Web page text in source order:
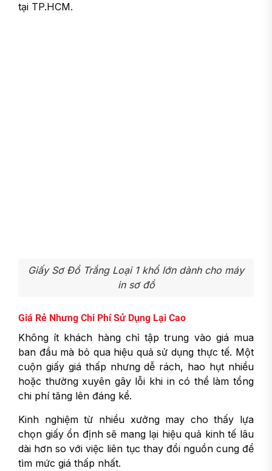
tại TP.HCM.
Giấy Sơ Đồ Trắng Loại 1 khổ lớn dành cho máy
in sơ đồ
Giá Rẻ Nhưng Chi Phí Sử Dụng Lại Cao
Không ít khách hàng chỉ tập trung vào giá mua
ban đầu mà bỏ qua hiệu quả sử dụng thực tế. Một
cuộn giấy giá thấp nhưng dễ rách, hao hụt nhiều
hoặc thường xuyên gây lỗi khi in có thể làm tổng
chi phí tăng lên đáng kể.
Kinh nghiệm từ nhiều xưởng may cho thấy lựa
chọn giấy ổn định sẽ mang lại hiệu quả kinh tế lâu
dài hơn so với việc liên tục thay đổi nguồn cung để
tìm mức giá thấp nhất.